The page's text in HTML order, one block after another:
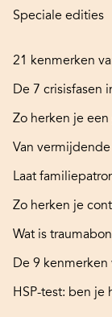
Speciale edities
21 kenmerken
De 7 crisisfasen
Zo herken je
Van
Laat
Zo herken je
Wat is
De 9
HSP-test: ben je